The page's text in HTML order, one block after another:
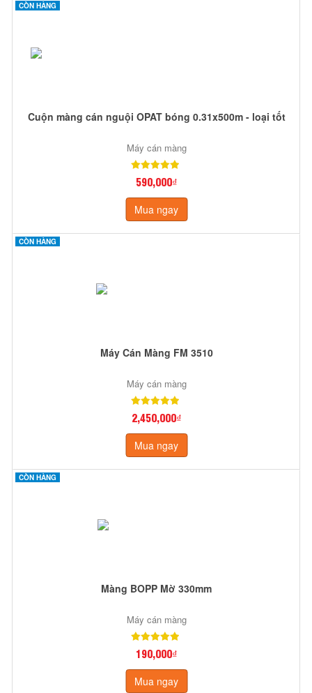
CÒN HÀNG
Cuộn màng cán nguội OPAT bóng 0.31x500m - loại tốt
Máy cán màng
590,000₫
Mua ngay
CÒN HÀNG
Máy Cán Màng FM 3510
Máy cán màng
2,450,000₫
Mua ngay
CÒN HÀNG
Màng BOPP Mờ 330mm
Máy cán màng
190,000₫
Mua ngay